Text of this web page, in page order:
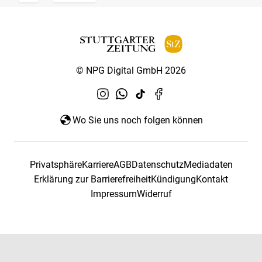
© NPG Digital GmbH 2026
Wo Sie uns noch folgen können
PrivatsphäreKarriereAGBDatenschutzMediadaten
Erklärung zur BarrierefreiheitKündigungKontakt
ImpressumWiderruf